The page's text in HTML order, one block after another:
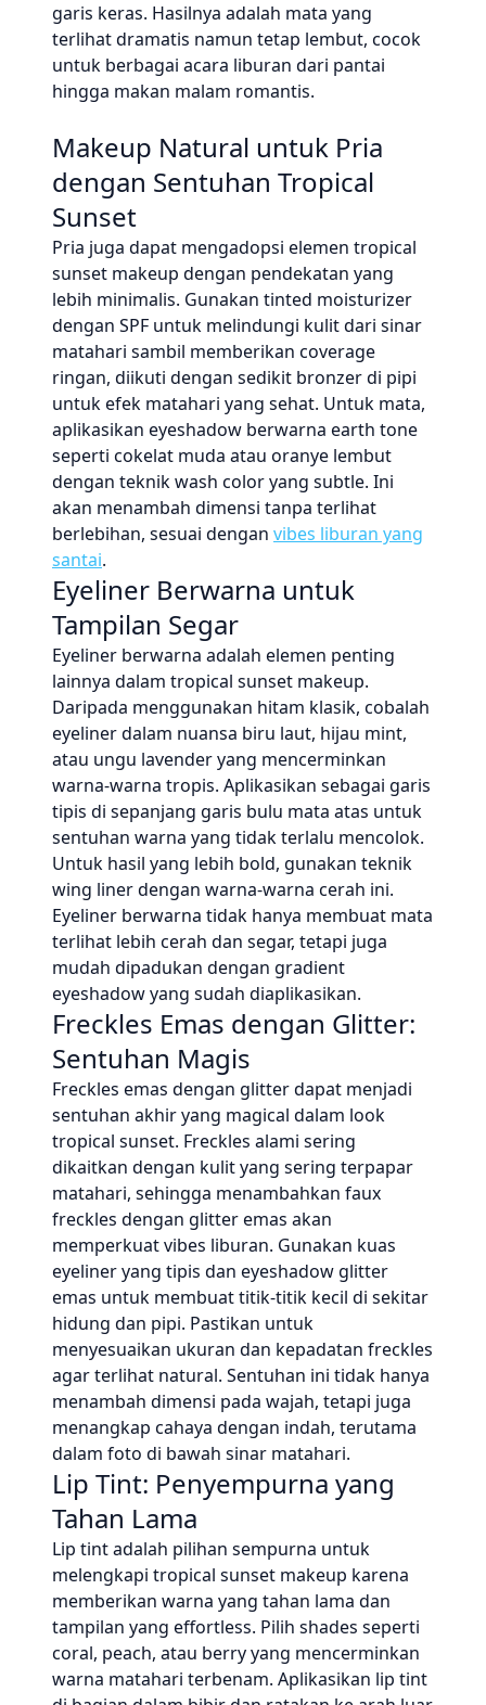
garis keras. Hasilnya adalah mata yang
terlihat dramatis namun tetap lembut, cocok
untuk berbagai acara liburan dari pantai
hingga makan malam romantis.
Makeup Natural untuk Pria
dengan Sentuhan Tropical
Sunset
Pria juga dapat mengadopsi elemen tropical
sunset makeup dengan pendekatan yang
lebih minimalis. Gunakan tinted moisturizer
dengan SPF untuk melindungi kulit dari sinar
matahari sambil memberikan coverage
ringan, diikuti dengan sedikit bronzer di pipi
untuk efek matahari yang sehat. Untuk mata,
aplikasikan eyeshadow berwarna earth tone
seperti cokelat muda atau oranye lembut
dengan teknik wash color yang subtle. Ini
akan menambah dimensi tanpa terlihat
berlebihan, sesuai dengan vibes liburan yang
santai.
Eyeliner Berwarna untuk
Tampilan Segar
Eyeliner berwarna adalah elemen penting
lainnya dalam tropical sunset makeup.
Daripada menggunakan hitam klasik, cobalah
eyeliner dalam nuansa biru laut, hijau mint,
atau ungu lavender yang mencerminkan
warna-warna tropis. Aplikasikan sebagai garis
tipis di sepanjang garis bulu mata atas untuk
sentuhan warna yang tidak terlalu mencolok.
Untuk hasil yang lebih bold, gunakan teknik
wing liner dengan warna-warna cerah ini.
Eyeliner berwarna tidak hanya membuat mata
terlihat lebih cerah dan segar, tetapi juga
mudah dipadukan dengan gradient
eyeshadow yang sudah diaplikasikan.
Freckles Emas dengan Glitter:
Sentuhan Magis
Freckles emas dengan glitter dapat menjadi
sentuhan akhir yang magical dalam look
tropical sunset. Freckles alami sering
dikaitkan dengan kulit yang sering terpapar
matahari, sehingga menambahkan faux
freckles dengan glitter emas akan
memperkuat vibes liburan. Gunakan kuas
eyeliner yang tipis dan eyeshadow glitter
emas untuk membuat titik-titik kecil di sekitar
hidung dan pipi. Pastikan untuk
menyesuaikan ukuran dan kepadatan freckles
agar terlihat natural. Sentuhan ini tidak hanya
menambah dimensi pada wajah, tetapi juga
menangkap cahaya dengan indah, terutama
dalam foto di bawah sinar matahari.
Lip Tint: Penyempurna yang
Tahan Lama
Lip tint adalah pilihan sempurna untuk
melengkapi tropical sunset makeup karena
memberikan warna yang tahan lama dan
tampilan yang effortless. Pilih shades seperti
coral, peach, atau berry yang mencerminkan
warna matahari terbenam. Aplikasikan lip tint